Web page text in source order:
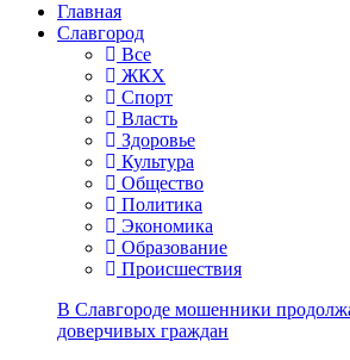
Главная
Славгород
Все
ЖКХ
Спорт
Власть
Здоровье
Культура
Общество
Политика
Экономика
Образование
Происшествия
В Славгороде мошенники
доверчивых граждан